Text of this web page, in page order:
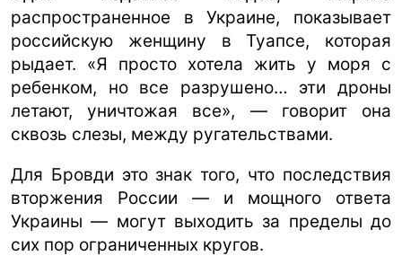
распространенное в Украине, показывает
российскую женщину в Туапсе, которая
рыдает. «Я просто хотела жить у моря с
ребенком, но все разрушено… эти дроны
летают, уничтожая все», — говорит она
сквозь слезы, между ругательствами.
Для Бровди это знак того, что последствия
вторжения России — и мощного ответа
Украины — могут выходить за пределы до
сих пор ограниченных кругов.